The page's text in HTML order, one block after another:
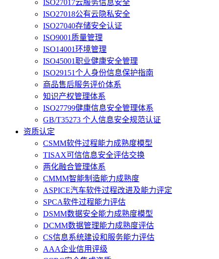
ISO27017云服务信息安全
ISO27018公有云隐私安全
ISO27040存储安全认证
ISO9001质量管理
ISO14001环境管理
ISO45001职业健康安全管理
ISO29151个人身份信息保护指南
商品售后服务评价体系
知识产权管理体系
ISO27799健康信息安全管理体系
GB/T35273 个人信息安全规范认证
资质认定
CSMM软件过程能力成熟度模型
TISAX可信信息安全评估交换
两化融合管理体系
CMMM智能制造能力成熟度
ASPICE汽车软件过程改进及能力评定
SPCA软件过程能力评估
DSMM数据安全能力成熟度模型
DCMM数据管理能力成熟度评估
CS信息系统建设和服务能力评估
AAA企业信用评级